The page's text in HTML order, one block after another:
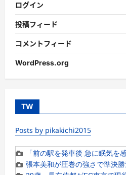
ログイン
投稿フィード
コメントフィード
WordPress.org
TW
Posts by pikakichi2015